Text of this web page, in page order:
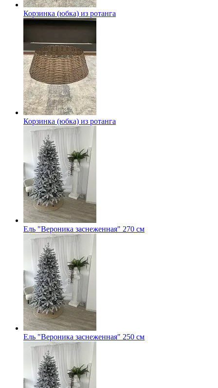
Корзинка (юбка) из ротанга
Корзинка (юбка) из ротанга
Ель "Вероника заснеженная" 270 см
Ель "Вероника заснеженная" 250 см